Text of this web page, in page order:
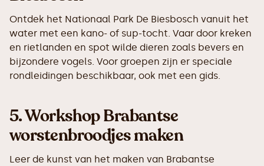
Ontdek het Nationaal Park De Biesbosch vanuit het
water met een kano- of sup-tocht. Vaar door kreken
en rietlanden en spot wilde dieren zoals bevers en
bijzondere vogels. Voor groepen zijn er speciale
rondleidingen beschikbaar, ook met een gids.
5.Workshop Brabantse
worstenbroodjes maken
Leer de kunst van het maken van Brabantse